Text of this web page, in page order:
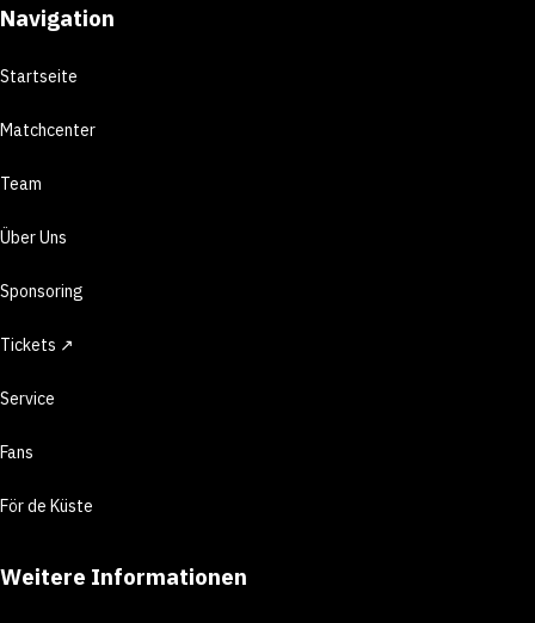
Navigation
Startseite
Matchcenter
Team
Über Uns
Sponsoring
Tickets ↗
Service
Fans
För de Küste
Weitere Informationen